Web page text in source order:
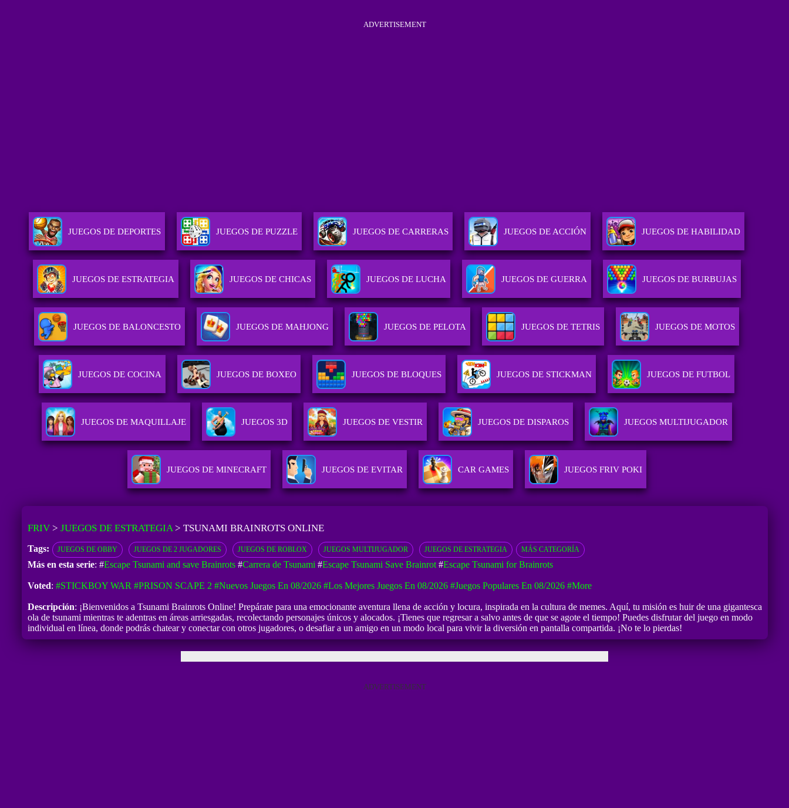
ADVERTISEMENT
JUEGOS DE DEPORTES JUEGOS DE PUZZLE JUEGOS DE CARRERAS JUEGOS DE ACCIÓN JUEGOS DE HABILIDAD
JUEGOS DE ESTRATEGIA JUEGOS DE CHICAS JUEGOS DE LUCHA JUEGOS DE GUERRA JUEGOS DE BURBUJAS
JUEGOS DE BALONCESTO JUEGOS DE MAHJONG JUEGOS DE PELOTA JUEGOS DE TETRIS JUEGOS DE MOTOS
JUEGOS DE COCINA JUEGOS DE BOXEO JUEGOS DE BLOQUES JUEGOS DE STICKMAN JUEGOS DE FUTBOL
JUEGOS DE MAQUILLAJE JUEGOS 3D JUEGOS DE VESTIR JUEGOS DE DISPAROS JUEGOS MULTIJUGADOR
JUEGOS DE MINECRAFT JUEGOS DE EVITAR CAR GAMES JUEGOS FRIV POKI
FRIV> JUEGOS DE ESTRATEGIA> TSUNAMI BRAINROTS ONLINE
Tags: JUEGOS DE OBBY JUEGOS DE 2 JUGADORES JUEGOS DE ROBLOX JUEGOS MULTIJUGADOR JUEGOS DE ESTRATEGIA MÁS CATEGORÍA
Más en esta serie: #Escape Tsunami and save Brainrots#Carrera de Tsunami #Escape Tsunami Save Brainrot#Escape Tsunami for Brainrots
Voted: #STICKBOY WAR #PRISON SCAPE 2 #Nuevos Juegos En 08/2026 #Los Mejores Juegos En 08/2026 #Juegos Populares En 08/2026 #more
Descripción: ¡Bienvenidos a Tsunami Brainrots Online! Prepárate para una emocionante aventura llena de acción y locura, inspirada en la cultura de memes. Aquí, tu misión es huir de una gigantesca
ola de tsunami mientras te adentras en áreas arriesgadas, recolectando personajes únicos y alocados. ¡Tienes que regresar a salvo antes de que se agote el tiempo! Puedes disfrutar del juego en modo
individual en línea, donde podrás chatear y conectar con otros jugadores, o desafiar a un amigo en un modo local para vivir la diversión en pantalla compartida. ¡No te lo pierdas!
ADVERTISEMENT